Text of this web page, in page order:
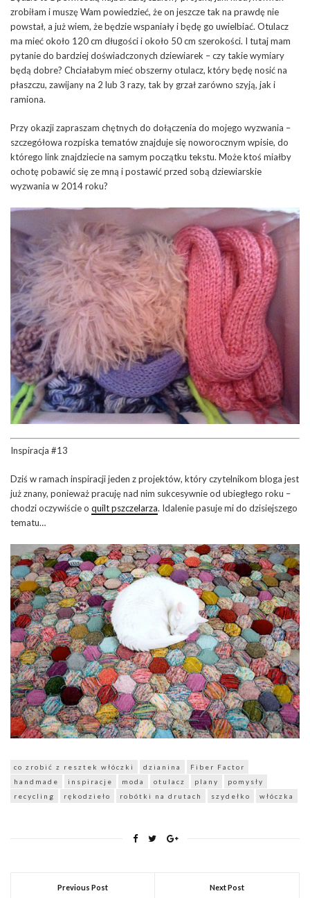
zrobiłam i muszę Wam powiedzieć, że on jeszcze tak na prawdę nie
powstał, a już wiem, że będzie wspaniały i będę go uwielbiać. Otulacz
ma mieć około 120 cm długości i około 50 cm szerokości. I tutaj mam
pytanie do bardziej doświadczonych dziewiarek – czy takie wymiary
będą dobre? Chciałabym mieć obszerny otulacz, który będę nosić na
płaszczu, zawijany na 2 lub 3 razy, tak by grzał zarówno szyją, jak i
ramiona.
Przy okazji zapraszam chętnych do dołączenia do mojego wyzwania –
szczegółowa rozpiska tematów znajduje się noworocznym wpisie, do
którego link znajdziecie na samym początku tekstu. Może ktoś miałby
ochotę pobawić się ze mną i postawić przed sobą dziewiarskie
wyzwania w 2014 roku?
Inspiracja #13
Dziś w ramach inspiracji jeden z projektów, który czytelnikom bloga jest
już znany, ponieważ pracuję nad nim sukcesywnie od ubiegłego roku –
chodzi oczywiście o quilt pszczelarza. Idalenie pasuje mi do dzisiejszego
tematu…
co zrobić z resztek włóczki dzianina
Fiber Factor
handmade
inspiracje moda otulacz plany
pomysły
recycling
rękodzieło robótki na drutach szydełko włóczka
Previous Post Next Post